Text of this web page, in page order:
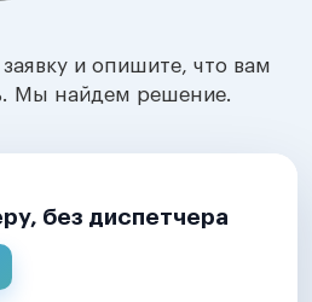
и опишите, что вам
Мы найдем решение.
без диспетчера